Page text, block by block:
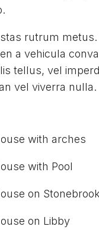
rutrum metus.
a vehicula
tellus, vel
vel viverra nulla.